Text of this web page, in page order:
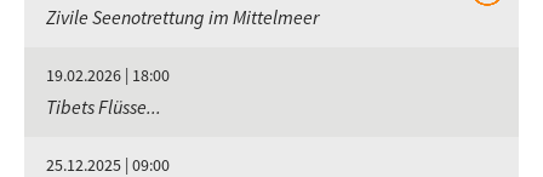
Zivile Seenotrettung im Mittelmeer
19.02.2026 | 18:00
Tibets Flüsse...
25.12.2025 | 09:00